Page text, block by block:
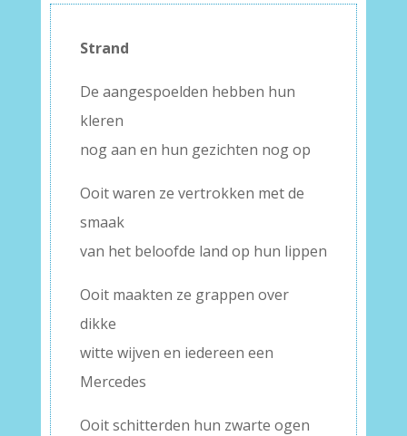
Strand
De aangespoelden hebben hun
kleren
nog aan en hun gezichten nog op
Ooit waren ze vertrokken met de
smaak
van het beloofde land op hun lippen
Ooit maakten ze grappen over
dikke
witte wijven en iedereen een
Mercedes
Ooit schitterden hun zwarte ogen